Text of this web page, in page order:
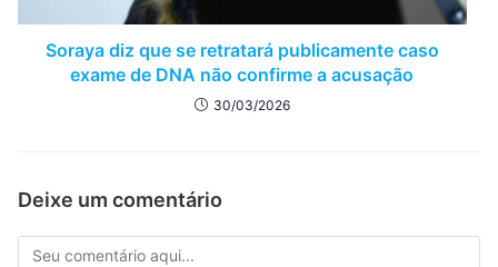
Soraya diz que se retratará publicamente caso
exame de DNA não confirme a acusação
30/03/2026
Deixe um comentário